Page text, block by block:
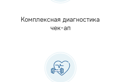
Комплексная диагностика
чек-ап